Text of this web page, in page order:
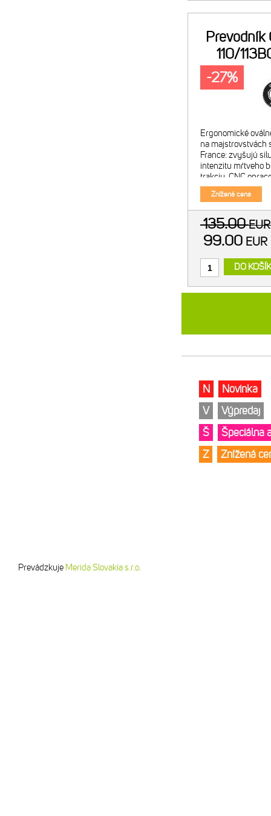
Prevodník
110/
Ergonomické
na majstrovstvách
France: zvyšujú
intenzitu mŕtveho
trakciu. CNC
alumínium. Tvrdo
Exkluzívny OCP
positio
Znížená cena
-27%
135.00
99.00
DO
N
Novinka
V
Výpredaj
Š
Špeciálna
Z
Znížená
Prevádzkuje Merida Slovakia s.r.o.